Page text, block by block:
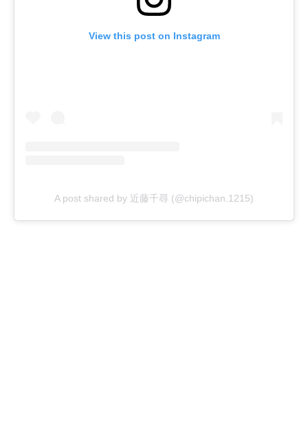
View this post on Instagram
A post shared by 近藤千尋 (@chipichan.1215)